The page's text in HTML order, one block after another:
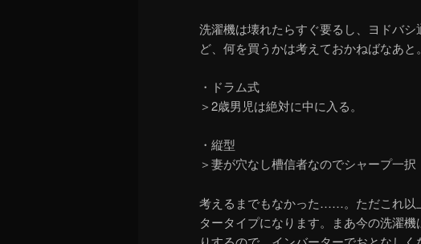
洗濯機は壊れたらすぐ要るし、ヨドバ
ど、何を買うかは考えておかねばなあと。
・ドラム式
＞2歳男児は絶対に中に入る。
・縦型
＞妻が穴なし槽信者なのでシャープ一択
考えるまでもなかった……。ただこれ以
タータイプになります。まあ今の洗濯